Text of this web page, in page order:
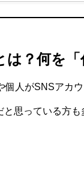
は？何を
個人がSNSアカ
と思っている方